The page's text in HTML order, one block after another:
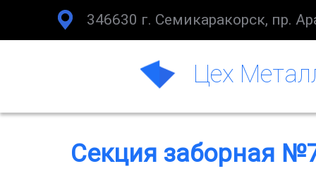
346630 г. Семикаракорск, пр.
Цех
Секция заборная